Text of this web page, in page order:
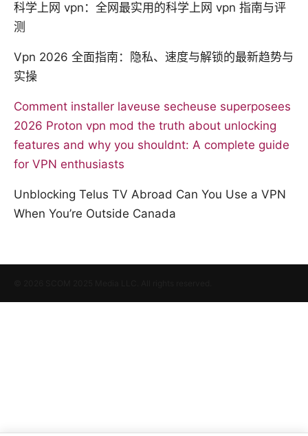
科学上网 vpn：全网最实用的科学上网 vpn 指南与评
测
Vpn 2026 全面指南：隐私、速度与解锁的最新趋势与
实操
Comment installer laveuse secheuse superposees
2026 Proton vpn mod the truth about unlocking
features and why you shouldnt: A complete guide
for VPN enthusiasts
Unblocking Telus TV Abroad Can You Use a VPN
When You’re Outside Canada